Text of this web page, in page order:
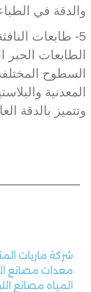
والدقة في
5- طابعات
الطابعات
السطوح
المعدنية
وتتميز بالدقة
شركة ماريات
معدات مصانع
المياه مصانع